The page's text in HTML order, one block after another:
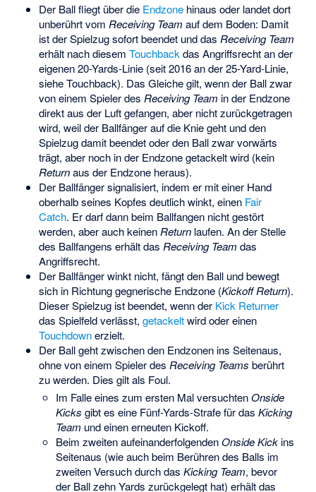
Der Ball fliegt über die Endzonehinaus oder landet dort
unberührt vom Receiving Team auf dem Boden: Damit
ist der Spielzug sofort beendet und das Receiving Team
erhält nach diesem Touchback das Angriffsrecht an der
eigenen 20-Yards-Linie (seit 2016 an der 25-Yard-Linie,
siehe Touchback). Das Gleiche gilt, wenn der Ball zwar
von einem Spieler des Receiving Team in der Endzone
direkt aus der Luft gefangen, aber nicht zurückgetragen
wird, weil der Ballfänger auf die Knie geht und den
Spielzug damit beendet oder den Ball zwar vorwärts
trägt, aber noch in der Endzone getackelt wird (kein
Returnaus der Endzone heraus).
Der Ballfänger signalisiert, indem er mit einer Hand
oberhalb seines Kopfes deutlich winkt, einen Fair
Catch. Er darf dann beim Ballfangen nicht gestört
werden, aber auch keinen Returnlaufen. An der Stelle
des Ballfangens erhält das Receiving Team das
Angriffsrecht.
Der Ballfänger winkt nicht, fängt den Ball und bewegt
sich in Richtung gegnerische Endzone (Kickoff Return).
Dieser Spielzug ist beendet, wenn der Kick Returner
das Spielfeld verlässt, getackeltwird oder einen
Touchdownerzielt.
Der Ball geht zwischen den Endzonen ins Seitenaus,
ohne von einem Spieler des Receiving Teams berührt
zu werden. Dies gilt als Foul.
Im Falle eines zum ersten Mal versuchtenOnside
Kicks gibt es eine Fünf-Yards-Strafe für dasKicking
Team und einen erneuten Kickoff.
Beim zweiten aufeinanderfolgendenOnside Kick ins
Seitenaus (wie auch beim Berühren des Balls im
zweiten Versuch durch dasKicking Team, bevor
der Ball zehn Yards zurückgelegt hat) erhält das